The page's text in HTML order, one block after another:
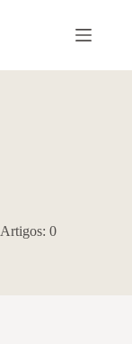
Artigos: 0